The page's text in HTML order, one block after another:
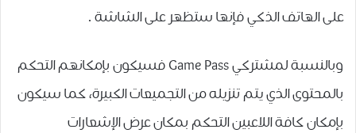
ﻋﻠﻰ ﺍﻟﻬﺎﺗﻒ ﺍﻟﺬﻛﻲ ﻓﺈﻧﻬﺎ ﺳﺘﻈﻬﺮ ﻋﻠﻰ ﺍﻟﺸﺎﺷﺔ .
وبالنسبة لمشتركي Game Pass فسيكون بإمكانهم ﺍﻟﺘﺤﻜﻢ
ﺑﺎﻟﻤﺤﺘﻮﻯ ﺍﻟﺬﻱ يتم تنزيله ﻣﻦ ﺍﻟﺘﺠﻤﻴﻌﺎﺕ ﺍﻟﻜﺒﻴﺮﺓ، كما سيكون
بإمكان كافة ﺍﻟﻼﻋﺒﻴﻦ ﺍﻟﺘﺤﻜﻢ ﺑﻤﻜﺎﻥ ﻋﺮﺽ ﺍﻹﺷﻌﺎﺭﺍﺕ